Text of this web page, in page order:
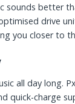
sounds better
drive
you closer to
all day long.
quick-charge